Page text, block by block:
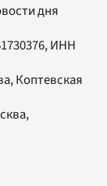
дня
ИНН
Коптевская
,